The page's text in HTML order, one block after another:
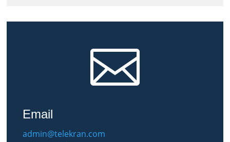

Email
admin@telekran.com